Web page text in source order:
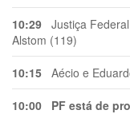
10:29 Justiça
Alstom (119)
10:15 Aécio e
10:00 PF está de